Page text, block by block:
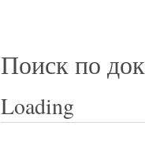
Поиск по
Loading